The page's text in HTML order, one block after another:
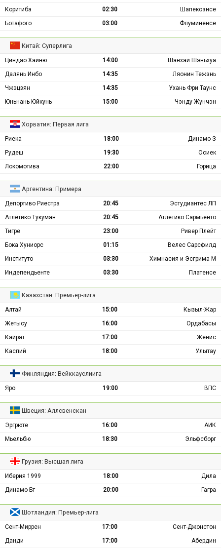
Коритиба
02:30
Шапекоэнсе
Ботафого
03:00 Флуминенсе
Китай: Суперлига
Циндао Хайню 14:00
Шанхай Шэньхуа
Далянь Инбо
14:35
Ляонин Тежэнь
Чжэцзян
14:35
Ухань Фри Таунс
Юньнань Юйкунь
15:00 Чэнду Жунчэн
Хорватия: Первая лига
Риека 18:00
Динамо З
Рудеш
19:30
Осиек
Локомотива
22:00 Горица
Аргентина: Примера
Депортиво Риестра 20:45
Эстудиантес ЛП
Атлетико Тукуман
20:45
Атлетико Сармьенто
Тигре
23:00
Ривер Плейт
Бока Хуниорс
01:15
Велес Сарсфилд
Институто
03:30
Химнасия и Эсгрима М
Индепендьенте
03:30 Платенсе
Казахстан: Премьер-лига
Алтай 15:00
Кызыл-Жар
Жетысу
16:00
Ордабасы
Кайрат
17:00
Женис
Каспий
18:00 Улытау
Финляндия: Вейккауслиига
Яро 19:00 ВПС
Швеция: Аллсвенскан
Эргрюте 16:00
АИК
Мьельбю
18:30 Эльфсборг
Грузия: Высшая лига
Иберия 1999 18:00
Дила
Динамо Бт
20:00 Гагра
Шотландия: Премьер-лига
Сент-Миррен 17:00
Сент-Джонстон
Данди
17:00 Абердин